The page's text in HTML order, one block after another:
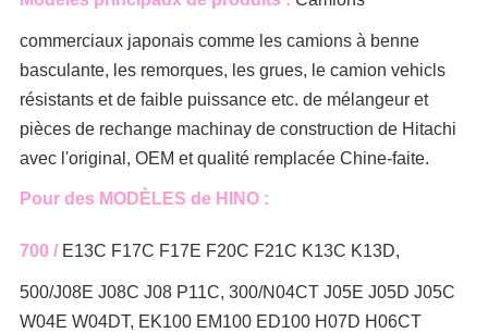
commerciaux japonais comme les camions à benne
basculante, les remorques, les grues, le camion vehicls
résistants et de faible puissance etc. de mélangeuret
pièces de rechange machinay de construction de Hitachi
avec l'original, OEM et qualité remplacée Chine-faite.
Pour des MODÈLES de HINO :
700 / E13C F17C F17E F20C F21C K13C K13D,
500/J08E J08C J08 P11C, 300/N04CT J05E J05D J05C
W04E W04DT, EK100 EM100 ED100 H07D H06CT